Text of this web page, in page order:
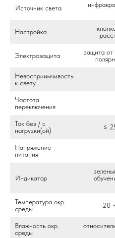
Источник света
Настройка
Электрозащита
защита от
Невосприимчивость
к свету
Частота
переключения
Ток без / с
нагрузки(ой)
≤
Напряжение
питания
Индикатор
Температура окр.
среды
-20
Влажность окр.
среды